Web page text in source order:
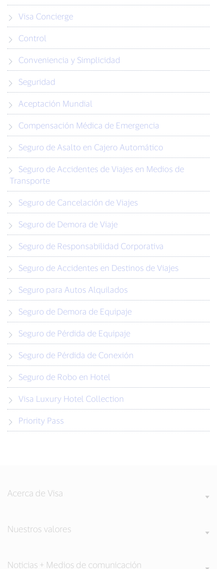
Visa Concierge
Control
Conveniencia y Simplicidad
Seguridad
Aceptación Mundial
Compensación Médica de Emergencia
Seguro de Asalto en Cajero Automático
Transporte
Seguro de Cancelación de Viajes
Seguro de Demora de Viaje
Seguro de Responsabilidad Corporativa
Seguro de Accidentes en Destinos de Viajes
Seguro para Autos Alquilados
Seguro de Demora de Equipaje
Seguro de Pérdida de Equipaje
Seguro de Pérdida de Conexión
Seguro de Robo en Hotel
Visa Luxury Hotel Collection
Priority Pass
Acerca de Visa
Nuestros valores
Noticias + Medios de comunicación